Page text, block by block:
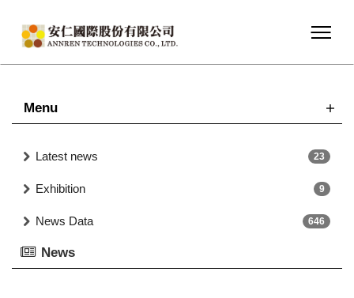
Menu
Latest news 23
Exhibition 9
News Data 646
News